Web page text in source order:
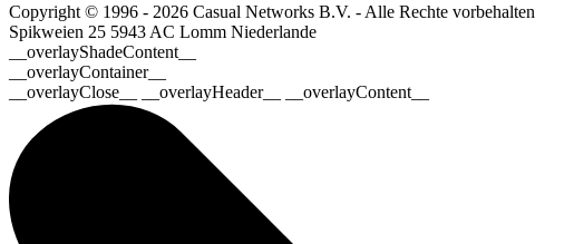
Copyright © 1996 - 2026 Casual Networks B.V. - Alle Rechte vorbehalten
Spikweien 25 5943 AC Lomm Niederlande
__overlayShadeContent__
__overlayContainer__
__overlayClose__ __overlayHeader__ __overlayContent__